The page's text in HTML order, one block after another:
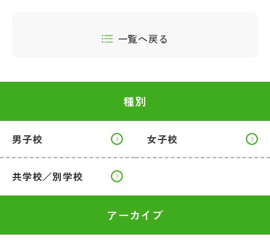
一覧へ戻る
種別
男子校 女子校
共学校／別学校
アーカイブ